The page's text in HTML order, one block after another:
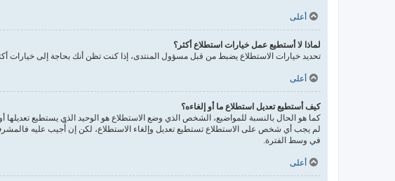
أعلى
لماذا لا أستطيع عمل خيارات استطلاع أكثر؟
تحديد خيارات الاستطلاع يضبط من قبل مسؤول المنتدى، إذا كنت تظن أنك بحاجة إلى خيارات
أعلى
كيف أستطيع تعديل استطلاع ما أو إلغاءه؟
كما هو الحال بالنسبة للمواضيع، الشخص الذي وضع الاستطلاع هو الوحيد الذي يستطيع
لم يجب أي شخص على الاستطلاع تستطيع تعديل وإلغاء الاستطلاع، لكن إن أُجيب عليه فالمشرف
في وسط الفترة.
أعلى